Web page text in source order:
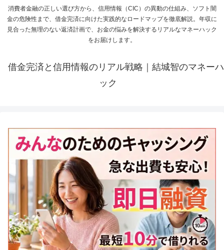
消費者金融の正しい選び方から、信用情報（CIC）の異動の仕組み、ソフト闇
金の危険性まで、借金完済に向けた実践的なロードマップを徹底解説。年収に
見合った無理のない返済計画で、お金の悩みを解決するリアルなマネーハック
をお届けします。
借金完済と信用情報のリアル戦略｜結城智のマネーハ
ック